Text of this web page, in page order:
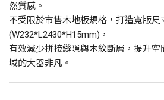
然質感。
不受限於市售木地板規格，打造寬版尺
(W232*L2430*H15mm)，
有效減少拼接縫隙與木紋斷層，提升
域的大器非凡。